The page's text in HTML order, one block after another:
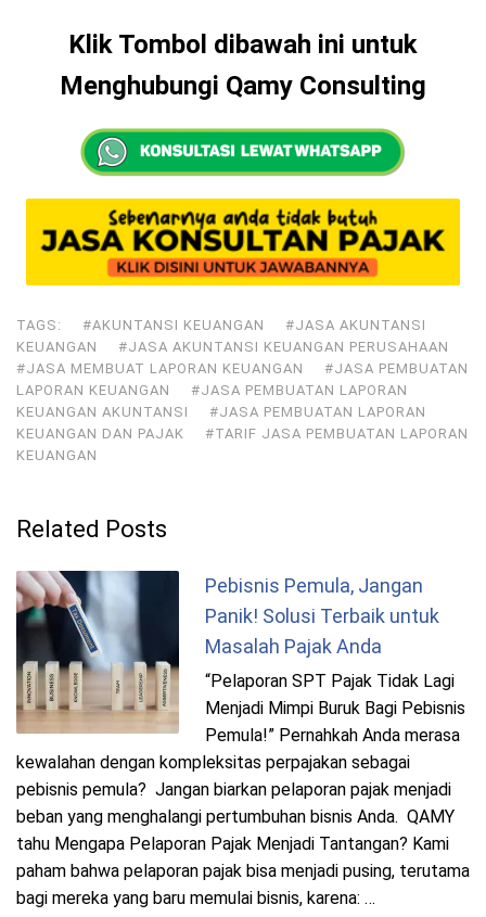
Klik Tombol dibawah ini untuk
Menghubungi Qamy Consulting
TAGS: #AKUNTANSI KEUANGAN
#JASA AKUNTANSI
KEUANGAN
#JASA AKUNTANSI KEUANGAN PERUSAHAAN
#JASA MEMBUAT LAPORAN KEUANGAN
#JASA PEMBUATAN
LAPORAN KEUANGAN
#JASA PEMBUATAN LAPORAN
KEUANGAN AKUNTANSI
#JASA PEMBUATAN LAPORAN
KEUANGAN DAN PAJAK
#TARIF JASA PEMBUATAN LAPORAN
KEUANGAN
Related Posts
Pebisnis Pemula, Jangan
Panik! Solusi Terbaik untuk
Masalah Pajak Anda
“Pelaporan SPT Pajak Tidak Lagi
Menjadi Mimpi Buruk Bagi Pebisnis
Pemula!” Pernahkah Anda merasa
kewalahan dengan kompleksitas perpajakan sebagai
pebisnis pemula? Jangan biarkan pelaporan pajak menjadi
beban yang menghalangi pertumbuhan bisnis Anda. QAMY
tahu Mengapa Pelaporan Pajak Menjadi Tantangan? Kami
paham bahwa pelaporan pajak bisa menjadi pusing, terutama
bagi mereka yang baru memulai bisnis, karena: …